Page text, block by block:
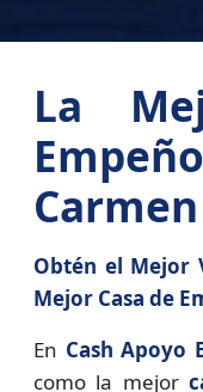
La
Carmen
Obtén el Mejor
Mejor Casa de
En Cash Apoyo
como la mejor